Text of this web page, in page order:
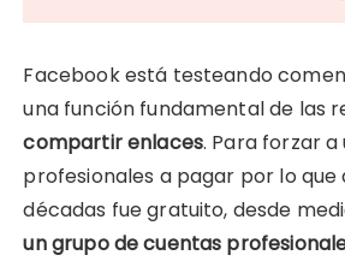
Facebook está testeando
una función fundamental de las
compartir enlaces. Para forzar a
profesionales a pagar por lo que
décadas fue gratuito, desde
un grupo de cuentas